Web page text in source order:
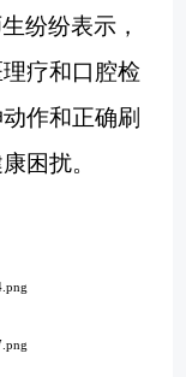
纷纷表示，
疗和口腔检
作和正确刷
困扰。